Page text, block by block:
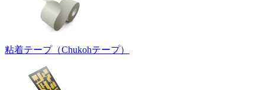
粘着テープ（Chukohテープ）